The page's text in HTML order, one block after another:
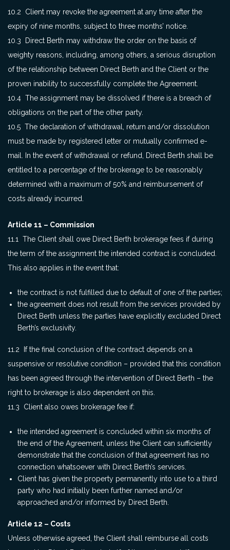
10.2 Client may revoke the agreement at any time after the
expiry of nine months, subject to three months’ notice.
10.3 Direct Berth may withdraw the order on the basis of
weighty reasons, including, among others, a serious disruption
of the relationship between Direct Berth and the Client or the
proven inability to successfully complete the Agreement.
10.4 The assignment may be dissolved if there is a breach of
obligations on the part of the other party.
10.5 The declaration of withdrawal, return and/or dissolution
must be made by registered letter or mutually confirmed e-
mail. In the event of withdrawal or refund, Direct Berth shall be
entitled to a percentage of the brokerage to be reasonably
determined with a maximum of 50% and reimbursement of
costs already incurred.
Article 11 – Commission
11.1 The Client shall owe Direct Berth brokerage fees if during
the term of the assignment the intended contract is concluded.
This also applies in the event that:
the contract is not fulfilled due to default of one of the parties;
the agreement does not result from the services provided by
Direct Berth unless the parties have explicitly excluded Direct
Berth’s exclusivity.
11.2 If the final conclusion of the contract depends on a
suspensive or resolutive condition – provided that this condition
has been agreed through the intervention of Direct Berth – the
right to brokerage is also dependent on this.
11.3 Client also owes brokerage fee if:
the intended agreement is concluded within six months of
the end of the Agreement, unless the Client can sufficiently
demonstrate that the conclusion of that agreement has no
connection whatsoever with Direct Berth’s services.
Client has given the property permanently into use to a third
party who had initially been further named and/or
approached and/or informed by Direct Berth.
Article 12 – Costs
Unless otherwise agreed, the Client shall reimburse all costs